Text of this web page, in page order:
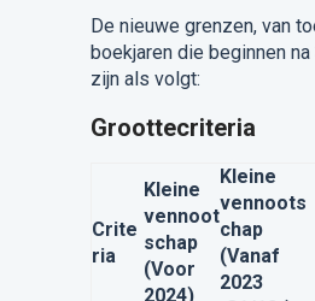
De nieuwe grenzen, van
boekjaren die beginnen
zijn als volgt:
Groottecriteria
Crite
ria
Kleine
vennoot
schap
(Voor
2024)
Kleine
vennoots
chap
(Vanaf
2023